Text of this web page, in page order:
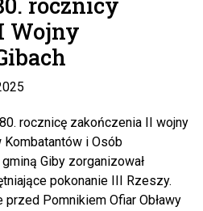
Wojny
rocznicę zakończenia II wojny
i Osób
Giby zorganizował
pokonanie III Rzeszy.
Pomnikiem Ofiar Obławy